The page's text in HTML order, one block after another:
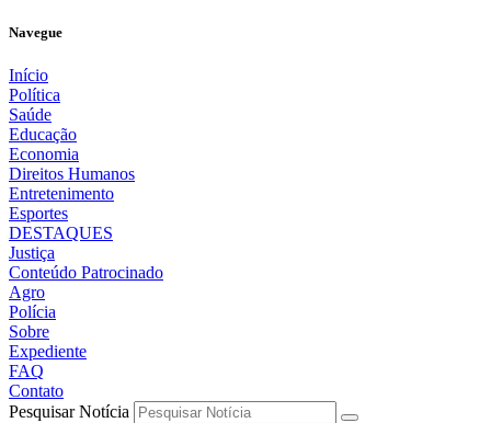
Navegue
Início
Política
Saúde
Educação
Economia
Direitos Humanos
Entretenimento
Esportes
DESTAQUES
Justiça
Conteúdo Patrocinado
Agro
Polícia
Sobre
Expediente
FAQ
Contato
Pesquisar Notícia